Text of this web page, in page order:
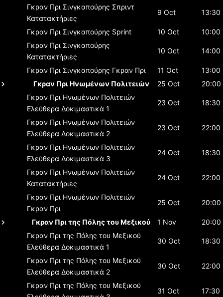
Γκραν Πρι Σινγκαπούρης Σπριντ
Κατατακτήριες
9 Oct 13:30
Γκραν Πρι Σινγκαπούρης Sprint 10 Oct
10:00
Γκραν Πρι Σινγκαπούρης
Κατατακτήριες
10 Oct 14:00
Γκραν Πρι Σινγκαπούρης Γκραν Πρι 11 Oct
13:00
Γκραν Πρι Ηνωμένων Πολιτειών
25 Oct
20:00
Γκραν Πρι Ηνωμένων Πολιτειών
Ελεύθερα Δοκιμαστικά 1
23 Oct 18:30
Γκραν Πρι Ηνωμένων Πολιτειών
Ελεύθερα Δοκιμαστικά 2
23 Oct 22:00
Γκραν Πρι Ηνωμένων Πολιτειών
Ελεύθερα Δοκιμαστικά 3
24 Oct 18:30
Γκραν Πρι Ηνωμένων Πολιτειών
Κατατακτήριες
24 Oct 22:00
Γκραν Πρι Ηνωμένων Πολιτειών
Γκραν Πρι
25 Oct 20:00
Γκραν Πρι της Πόλης του Μεξικού 1 Nov
20:00
Γκραν Πρι της Πόλης του Μεξικού
Ελεύθερα Δοκιμαστικά 1
30 Oct 18:30
Γκραν Πρι της Πόλης του Μεξικού
Ελεύθερα Δοκιμαστικά 2
30 Oct 22:00
Γκραν Πρι της Πόλης του Μεξικού
31 Oct 17:30